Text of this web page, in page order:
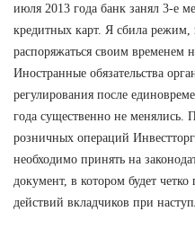
июля 2013 года банк занял 3-е
кредитных карт. Я сбила режим,
распоряжаться своим временем
Иностранные обязательства
регулирования после
года существенно не менялись.
розничных операций
необходимо принять на
документ, в котором будет
действий вкладчиков при